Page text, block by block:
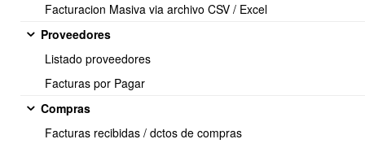
Facturacion Masiva via archivo CSV / Excel
Proveedores
Listado proveedores
Facturas por Pagar
Compras
Facturas recibidas / dctos de compras